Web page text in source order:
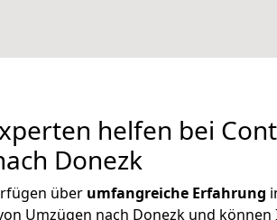
helfen bei
Donezk
über umfangreiche Erfahrung
Umzügen nach Donezk und können